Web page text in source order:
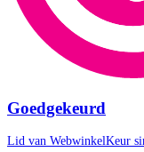
Goedgekeurd
Lid van WebwinkelKeur